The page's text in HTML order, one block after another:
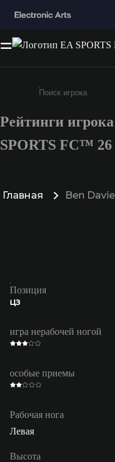
Введите не
Рейтинги
SPORTS FC™ 26
Главная Ben
Позиция
ЦЗ
игра нерабочей ногой
особые приемы
Рабочая нога
Левая
Высота